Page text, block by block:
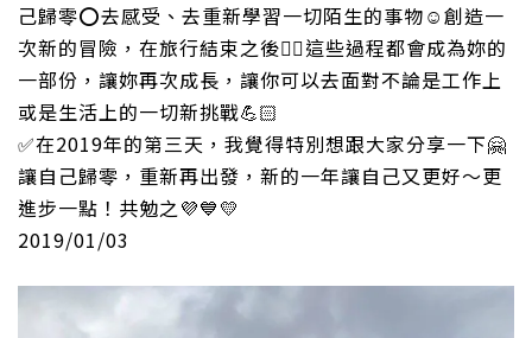
己歸零⭕️去感受、去重新學習一切陌生的事物☺️創造一
次新的冒險，在旅行結束之後👌🏻這些過程都會成為妳的
一部份，讓妳再次成長，讓你可以去面對不論是工作上
或是生活上的一切新挑戰💪🏻
✅在2019年的第三天，我覺得特別想跟大家分享一下🤗
讓自己歸零，重新再出發，新的一年讓自己又更好～更
進步一點！共勉之💜💙💛
2019/01/03